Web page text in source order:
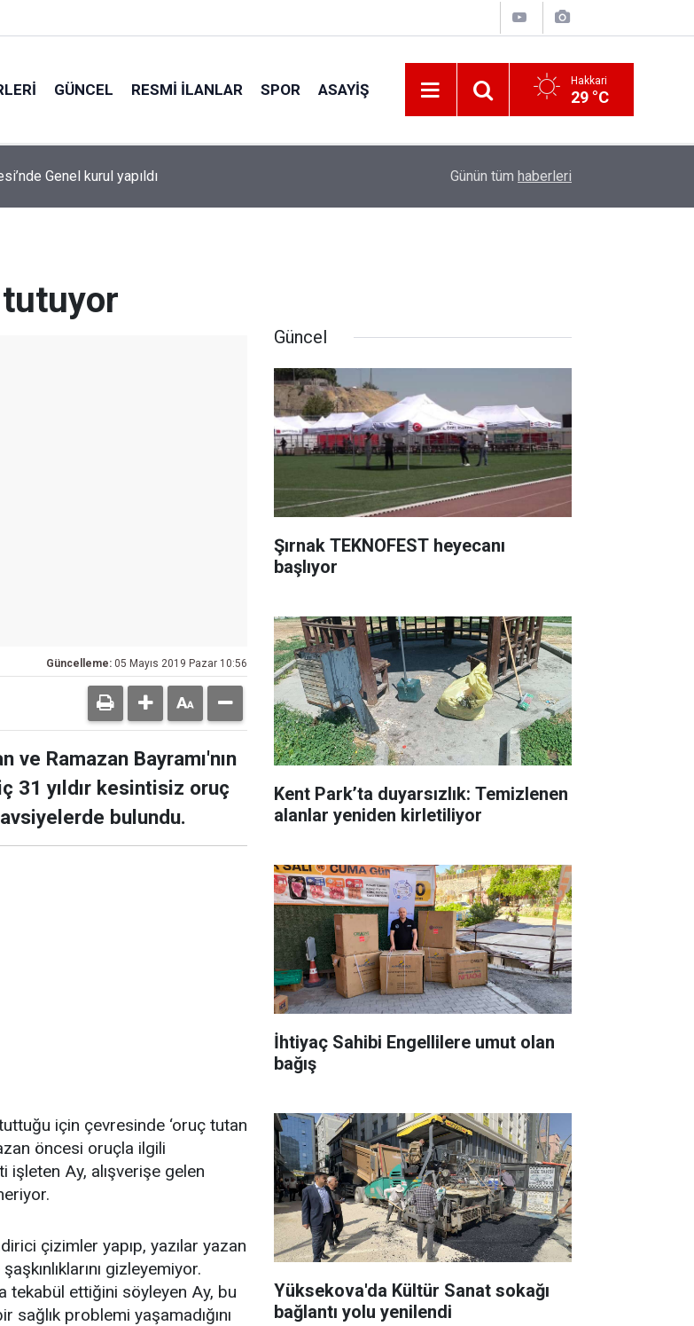
GÜNCEL RESMI İLANLAR SPOR ASAYIŞ Hakkari
29 °C
Genel kurul yapıldı Çocukları Korumada Yeni Model
Günün tüm haberleri
tutuyor
Güncelleme: 05 Mayıs 2019 Pazar 10:56
ve Ramazan Bayramı'nın
31 yıldır kesintisiz oruç
bulundu.
için çevresinde ‘oruç tutan
öncesi oruçla ilgili
Ay, alışverişe gelen
çizimler yapıp, yazılar yazan
gizleyemiyor.
tekabül ettiğini söyleyen Ay, bu
sağlık problemi yaşamadığını
Güncel
Şırnak TEKNOFEST heyecanı
başlıyor
Kent Park’ta duyarsızlık: Temizlenen
alanlar yeniden kirletiliyor
İhtiyaç Sahibi Engellilere umut olan
bağış
Yüksekova'da Kültür Sanat sokağı
bağlantı yolu yenilendi